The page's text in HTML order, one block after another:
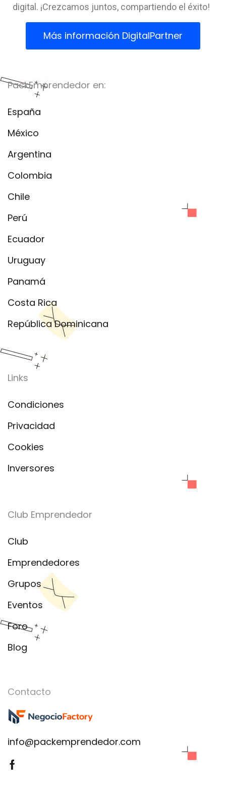
digital. ¡Crezcamos juntos, compartiendo el éxito!
Más información DigitalPartner
PackEmprendedor en:
España
México
Argentina
Colombia
Chile
Perú
Ecuador
Uruguay
Panamá
Costa Rica
República Dominicana
Links
Condiciones
Privacidad
Cookies
Inversores
Club Emprendedor
Club
Emprendedores
Grupos
Eventos
Foro
Blog
Contacto
info@packemprendedor.com